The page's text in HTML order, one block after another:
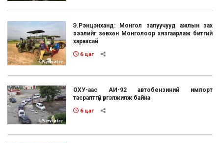
Э.Рэнцэнханд: Монгол залуучууд ажлын зах
зээлийг зөвхөн Монголоор хязгаарлаж битгий
хараасай
6 цаг
ОХУ-аас АИ-92 автобензиний импорт
тасралтгүй үргэлжилж байна
6 цаг